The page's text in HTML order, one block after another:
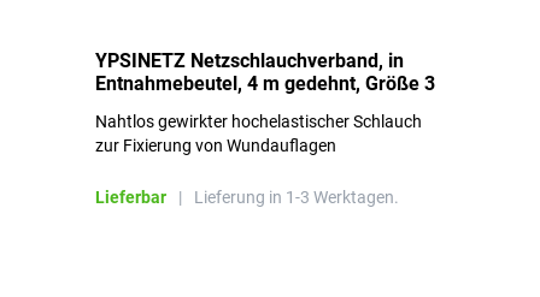
YPSINETZ Netzschlauchverband, in
Entnahmebeutel, 4 m gedehnt, Größe 3
Nahtlos gewirkter hochelastischer Schlauch
zur Fixierung von Wundauflagen
Lieferbar | Lieferung in 1-3 Werktagen.